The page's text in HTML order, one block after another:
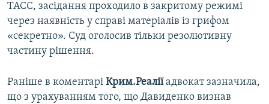
ТАСС, засідання проходило в закритому режимі
через наявність у справі матеріалів із грифом
«секретно». Суд оголосив тільки резолютивну
частину рішення.
Раніше в коментарі Крим.Реаліїадвокат зазначила,
що з урахуванням того, що Давиденко визнав